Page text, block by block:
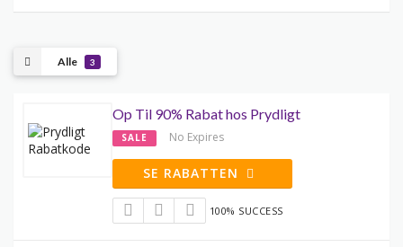
Alle 3
Op Til 90% Rabat hos Prydligt
SALE No Expires
SE RABATTEN
100% SUCCESS